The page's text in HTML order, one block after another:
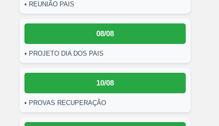
• REUNIÃO PAIS
08/08
• PROJETO DIA DOS PAIS
10/08
• PROVAS RECUPERAÇÃO